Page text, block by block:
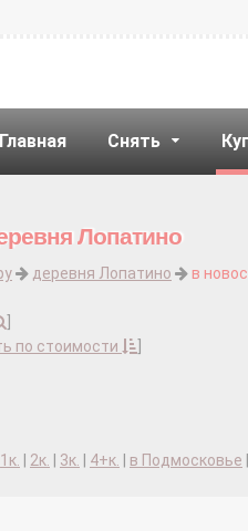
Главная Снять
Лопатино
деревня Лопатино в
по стоимости
1к. 2к. 3к. 4+к. в Подмосковье